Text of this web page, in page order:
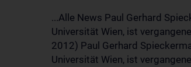
...Alle News Paul Gerhard
Universität Wien, ist
2012) Paul Gerhard
Universität Wien, ist